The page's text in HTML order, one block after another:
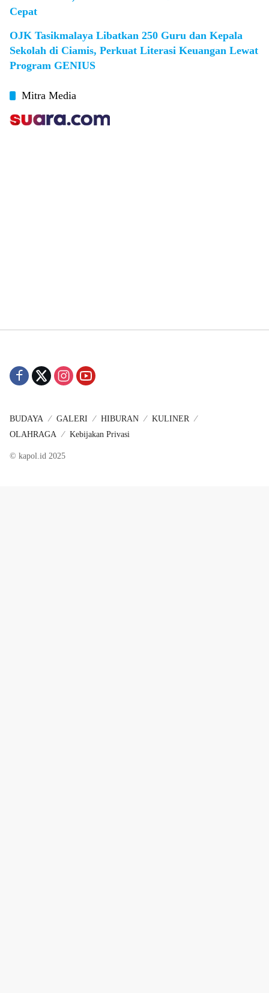
Cepat
OJK Tasikmalaya Libatkan 250 Guru dan Kepala
Sekolah di Ciamis, Perkuat Literasi Keuangan Lewat
Program GENIUS
Mitra Media
BUDAYA GALERI HIBURAN
KULINER
OLAHRAGA
Kebijakan Privasi
© kapol.id 2025